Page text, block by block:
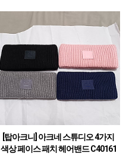
[탑아크니] 아크네 스튜디오 4가지
색상 페이스 패치 헤어밴드 C40161